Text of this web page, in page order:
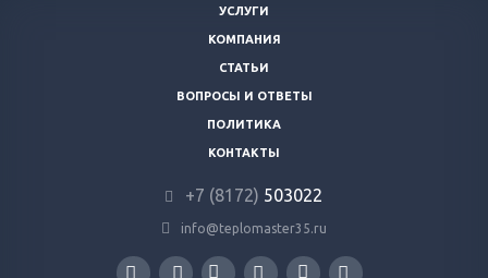
УСЛУГИ
КОМПАНИЯ
СТАТЬИ
ВОПРОСЫ И ОТВЕТЫ
ПОЛИТИКА
КОНТАКТЫ
+7 (8172) 503022
info@teplomaster35.ru